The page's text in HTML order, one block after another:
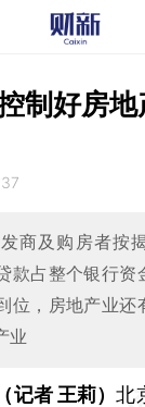
制好房
商及购房者按
款占整个银行资
位，房地产业还
业
记者 王莉）北